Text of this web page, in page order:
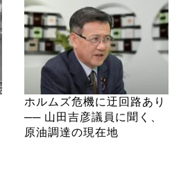
ホルムズ危機に迂回路あり
── 山田吉彦議員に聞く、
原油調達の現在地